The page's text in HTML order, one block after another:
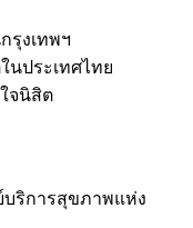
รุงเทพฯ
นประเทศไทย
จนิสิต
บริการสุขภาพแห่ง